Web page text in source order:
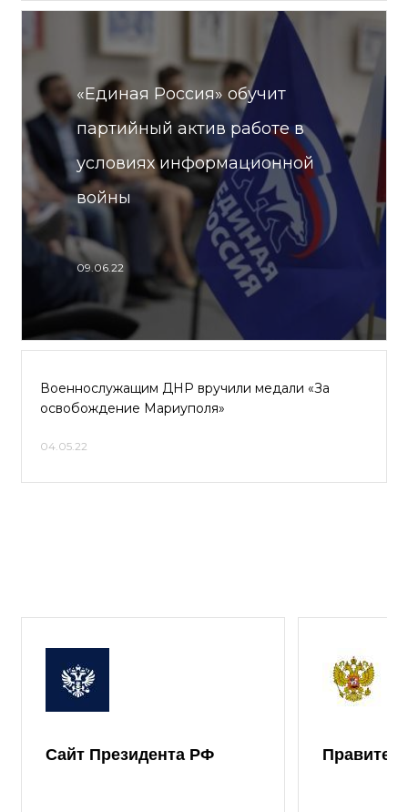
«Единая Россия» обучит
партийный актив работе в
условиях информационной
войны
09.06.22
Военнослужащим ДНР вручили медали «За
освобождение Мариуполя»
04.05.22
Сайт Президента РФ